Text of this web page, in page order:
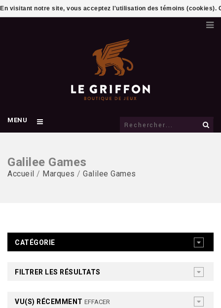
MENU
Galilee Games
Accueil / Marques / Galilee Games
CATÉGORIE
FILTRER LES RÉSULTATS
VU(S) RÉCEMMENT EFFACER
En visitant notre site, vous acceptez l'utilisation des témoins